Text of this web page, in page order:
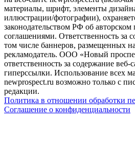
материалы, шрифт, элементы
иллюстрации/фотографии),
законодательством РФ об
соглашениями. Ответственность за
том числе баннеров, размещенных
рекламодатель. ООО «Новый
ответственность за содержание
гиперссылки. Использование всех
newprospect.ru возможно только с
редакции.
Политика в отношении обработки
Соглашение о конфиденциальности